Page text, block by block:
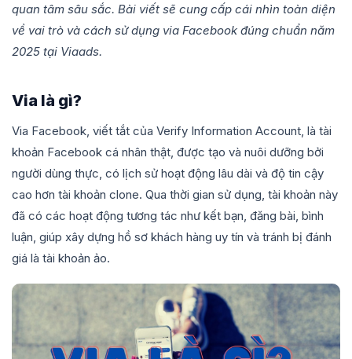
quan tâm sâu sắc. Bài viết sẽ cung cấp cái nhìn toàn diện
về vai trò và cách sử dụng via Facebook đúng chuẩn năm
2025 tại Viaads.
Via là gì?
Via Facebook, viết tắt của Verify Information Account, là tài
khoản Facebook cá nhân thật, được tạo và nuôi dưỡng bởi
người dùng thực, có lịch sử hoạt động lâu dài và độ tin cậy
cao hơn tài khoản clone. Qua thời gian sử dụng, tài khoản này
đã có các hoạt động tương tác như kết bạn, đăng bài, bình
luận, giúp xây dựng hồ sơ khách hàng uy tín và tránh bị đánh
giá là tài khoản ảo.